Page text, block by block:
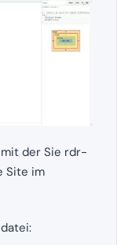
der Sie rdr-
Site im